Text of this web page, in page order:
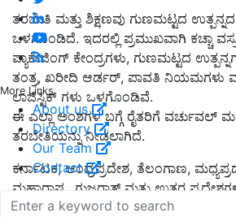
More Links
About us
Directory
Our Team
Contact
ತರಬೇತಿ ಮತ್ತು ಶಿಕ್ಷಣವು ಗುಣಮಟ್ಟದ ಉತ್ಪನ್ನದ
ಒಳಗೊಂಡಿದೆ. ಇದರಲ್ಲಿ ಪ್ರಮುಖವಾಗಿ ಕಚ್ಚಾ
ಪ್ಯಾಕೇಜಿಂಗ್ ಕೇಂದ್ರಗಳು, ಗುಣಮಟ್ಟದ
ತಂತ್ರ, ಖರೀದಿ ಆರ್ಡರ್, ಪಾವತಿ ನಿಯಮಗಳು
ಲಾಜಿಸ್ಟಿಕ್ ಗಳು ಒಳಗೊಂಡಿವೆ.
ಈ ಎಲ್ಲಾ ಅಂಶಗಳ ಬಗ್ಗೆ ರೈತರಿಗೆ ವರ್ಚುವಲ್
ತರಬೇತಿಯನ್ನು ನೀಡಲಾಗಿದೆ.
ಕರ್ನಾಟಕ, ಆಂಧ್ರಪ್ರದೇಶ, ತೆಲಂಗಾಣ,
ಮಹಾರಾಷ್ಟ್ರ, ಗುಜರಾತ್ ಮತ್ತು ಉತ್ತರ
ಮತ್ತು ಅತಿ ಸಣ್ಣ ರೈತ ಸಮುದಾಯಗಳೊಂದಿಗೆ